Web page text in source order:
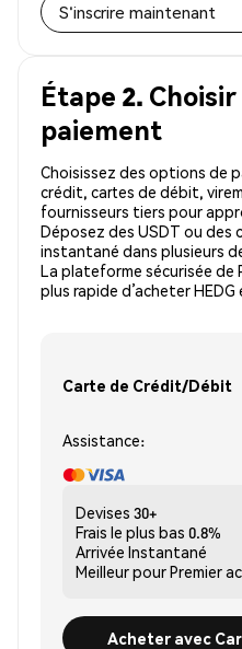
S'inscrire maintenant
Étape 2.
paiement
Choisissez des options de
crédit, cartes de débit,
fournisseurs tiers pour
Déposez des USDT ou
instantané dans plusieurs
La plateforme sécurisée de
plus rapide d’acheter
Carte de Crédit/Débit
Assistance:
Devises 30+
Frais le plus bas 0.8%
Arrivée Instantané
Meilleur pourPremier
Acheter avec